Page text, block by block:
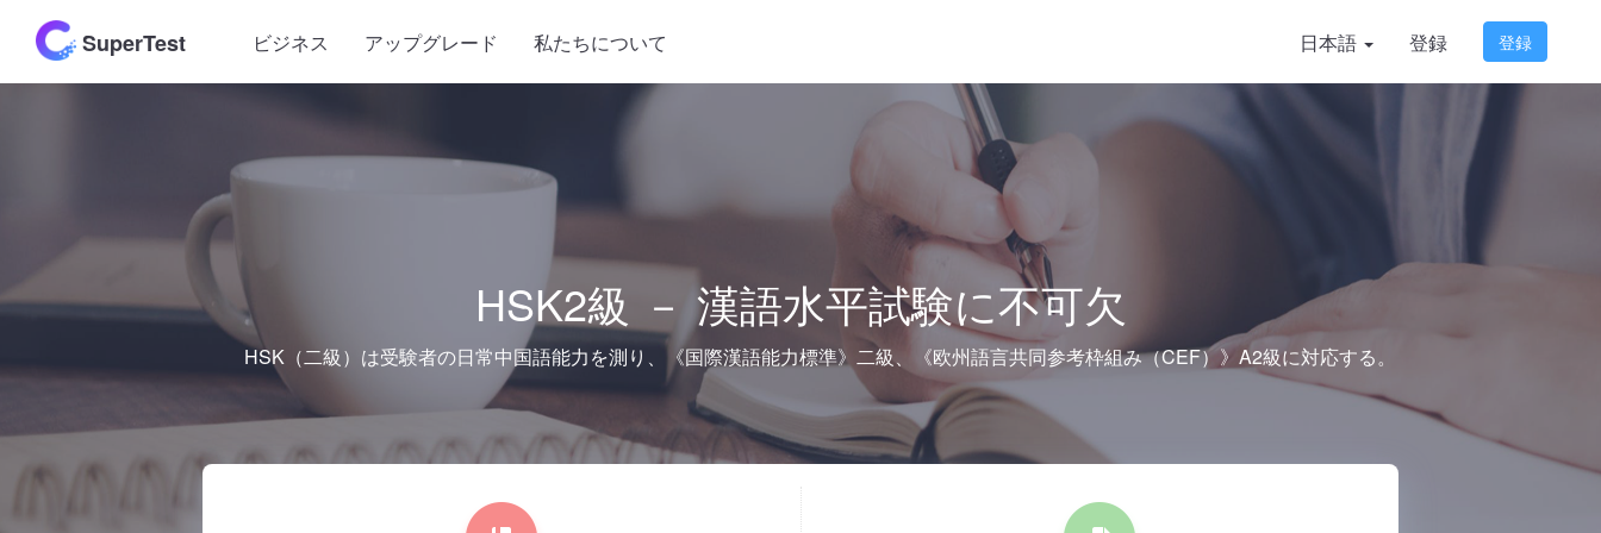
SuperTest ビジネス アップグレード 私たちについて 日本語 登録 登録
HSK2級 － 漢語水平試験に不可欠
HSK（二級）は受験者の日常中国語能力を測り、《国際漢語能力標準》二級、《欧州語言共同参考枠組み（CEF）》A2級に対応する。